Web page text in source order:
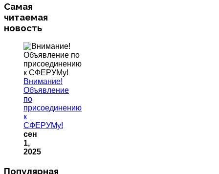
Самая
читаемая
новость
Внимание!
Объявление
по
присоединению
к
СФЕРУМу!
сен
1,
2025
Популярная